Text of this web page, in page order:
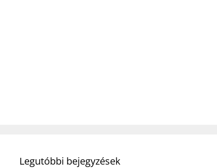
Legutóbbi bejegyzések